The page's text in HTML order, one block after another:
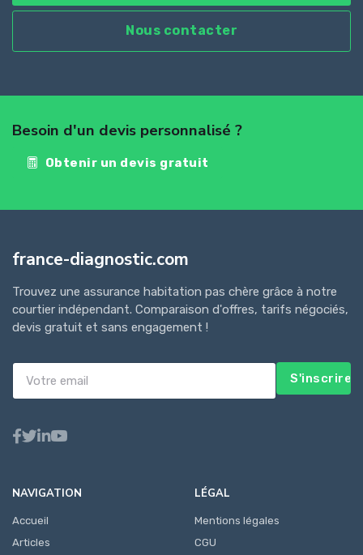
Nous contacter
Besoin d'un devis personnalisé ?
Obtenir un devis gratuit
france-diagnostic.com
Trouvez une assurance habitation pas chère grâce à notre
courtier indépendant. Comparaison d'offres, tarifs négociés,
devis gratuit et sans engagement !
S'inscrire
NAVIGATION
Accueil
Articles
LÉGAL
Mentions légales
CGU